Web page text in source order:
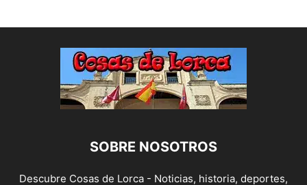
SOBRE NOSOTROS
Descubre Cosas de Lorca - Noticias, historia, deportes,